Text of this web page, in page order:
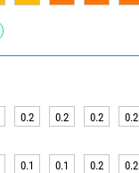
0.2 0.2 0.2 0.2
0.1 0.1 0.2 0.2